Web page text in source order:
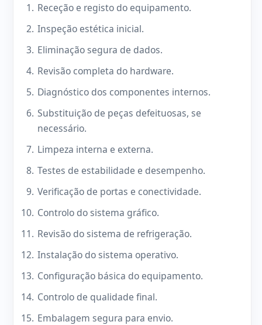
Receção e registo do equipamento.
Inspeção estética inicial.
Eliminação segura de dados.
Revisão completa do hardware.
Diagnóstico dos componentes internos.
Substituição de peças defeituosas, se
necessário.
Limpeza interna e externa.
Testes de estabilidade e desempenho.
Verificação de portas e conectividade.
Controlo do sistema gráfico.
Revisão do sistema de refrigeração.
Instalação do sistema operativo.
Configuração básica do equipamento.
Controlo de qualidade final.
Embalagem segura para envio.